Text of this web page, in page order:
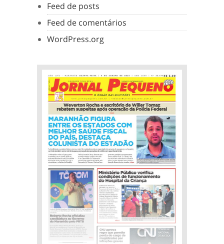
Feed de posts
Feed de comentários
WordPress.org